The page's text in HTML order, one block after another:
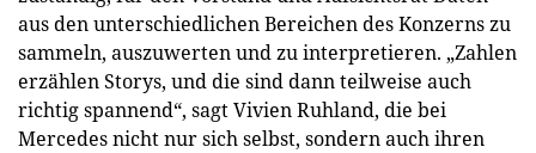
aus den unterschiedlichen Bereichen des Konzerns zu
sammeln, auszuwerten und zu interpretieren. „Zahlen
erzählen Storys, und die sind dann teilweise auch
richtig spannend“, sagt Vivien Ruhland, die bei
Mercedes nicht nur sich selbst, sondern auch ihren